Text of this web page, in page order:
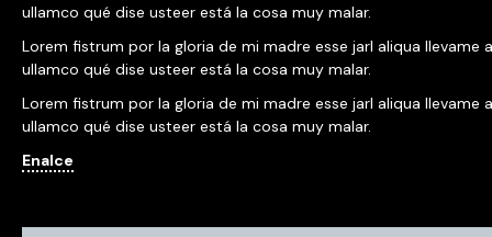
ullamco qué dise usteer está la cosa muy malar.
Lorem fistrum por la gloria de mi madre esse jarl aliqua llevame
ullamco qué dise usteer está la cosa muy malar.
Lorem fistrum por la gloria de mi madre esse jarl aliqua llevame
ullamco qué dise usteer está la cosa muy malar.
Enalce